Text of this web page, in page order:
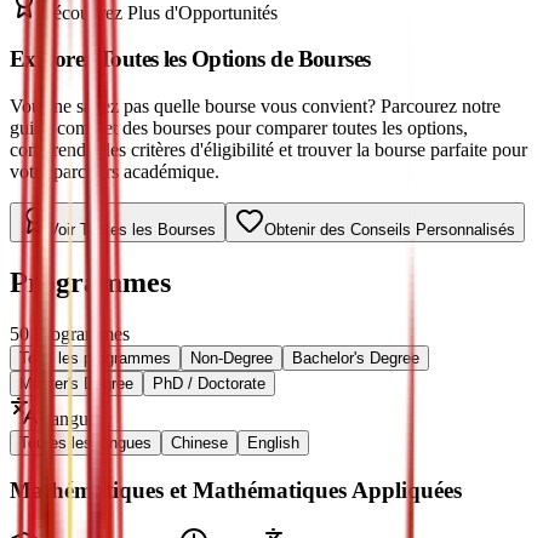
Découvrez Plus d'Opportunités
Explorez Toutes les Options de Bourses
Vous ne savez pas quelle bourse vous convient? Parcourez notre
guide complet des bourses pour comparer toutes les options,
comprendre les critères d'éligibilité et trouver la bourse parfaite pour
votre parcours académique.
Voir Toutes les Bourses Obtenir des Conseils Personnalisés
Programmes
50 Programmes
Tous les programmes Non-Degree
Bachelor's Degree
Master's Degree
PhD / Doctorate
Langue
Toutes les langues Chinese English
Mathématiques et Mathématiques Appliquées